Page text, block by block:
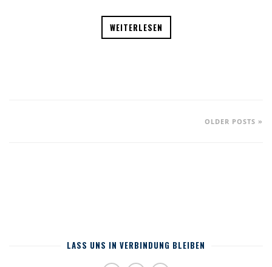
WEITERLESEN
OLDER POSTS »
LASS UNS IN VERBINDUNG BLEIBEN